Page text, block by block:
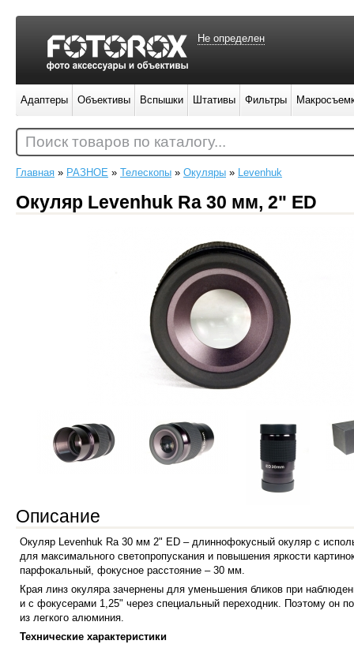
Главная » РАЗНОЕ » Телескопы » Окуляры » Levenhuk
Окуляр Levenhuk Ra 30 мм, 2" ED
Описание
Окуляр Levenhuk Ra 30 мм 2" ED – длиннофокусный окуляр с
для максимального светопропускания и повышения яркости
парфокальный, фокусное расстояние – 30 мм.
Края линз окуляра зачернены для уменьшения бликов при
и с фокусерами 1,25" через специальный переходник. Поэтому он
из легкого алюминия.
Технические характеристики
Не определен
Адаптеры Объективы Вспышки Штативы Фильтры
Поиск товаров по каталогу...